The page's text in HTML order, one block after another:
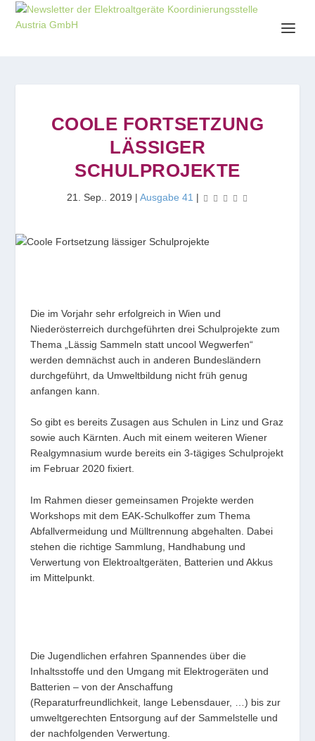
COOLE FORTSETZUNG
LÄSSIGER
SCHULPROJEKTE
21. Sep.. 2019 | Ausgabe 41 |
Die im Vorjahr sehr erfolgreich in Wien und
Niederösterreich durchgeführten drei Schulprojekte zum
Thema „Lässig Sammeln statt uncool Wegwerfen“
werden demnächst auch in anderen Bundesländern
durchgeführt, da Umweltbildung nicht früh genug
anfangen kann.
So gibt es bereits Zusagen aus Schulen in Linz und Graz
sowie auch Kärnten. Auch mit einem weiteren Wiener
Realgymnasium wurde bereits ein 3-tägiges Schulprojekt
im Februar 2020 fixiert.
Im Rahmen dieser gemeinsamen Projekte werden
Workshops mit dem EAK-Schulkoffer zum Thema
Abfallvermeidung und Mülltrennung abgehalten. Dabei
stehen die richtige Sammlung, Handhabung und
Verwertung von Elektroaltgeräten, Batterien und Akkus
im Mittelpunkt.
Die Jugendlichen erfahren Spannendes über die
Inhaltsstoffe und den Umgang mit Elektrogeräten und
Batterien – von der Anschaffung
(Reparaturfreundlichkeit, lange Lebensdauer, …) bis zur
umweltgerechten Entsorgung auf der Sammelstelle und
der nachfolgenden Verwertung.